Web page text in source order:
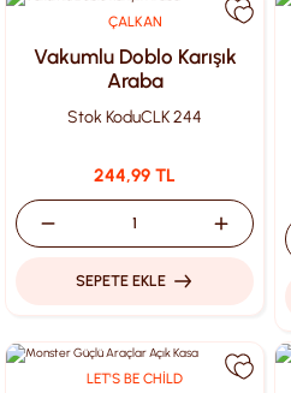
ÇALKAN
Vakumlu Doblo Karışık
Araba
Stok KoduCLK 244
244,99 TL
SEPETE EKLE
LET'S BE CHİLD